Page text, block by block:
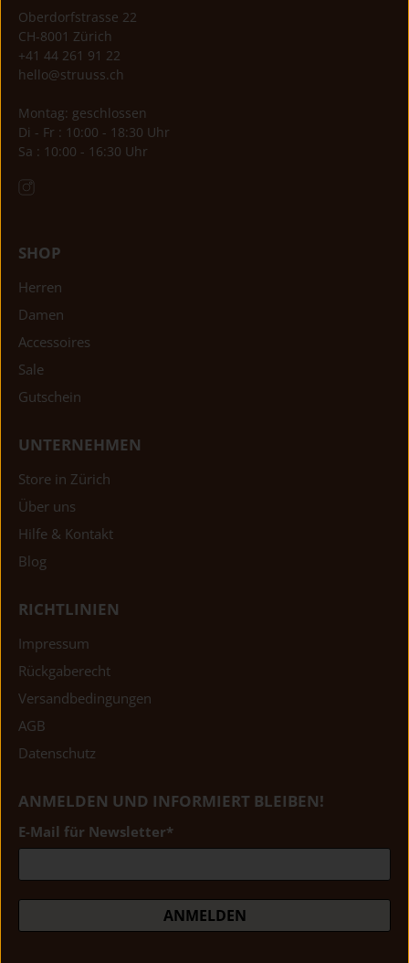
Oberdorfstrasse 22
CH-8001 Zürich
+41 44 261 91 22
hello@struuss.ch
Montag: geschlossen
Di - Fr : 10:00 - 18:30 Uhr
Sa : 10:00 - 16:30 Uhr
SHOP
Herren
Damen
Accessoires
Sale
Gutschein
UNTERNEHMEN
Store in Zürich
Über uns
Hilfe & Kontakt
Blog
RICHTLINIEN
Impressum
Rückgaberecht
Versandbedingungen
AGB
Datenschutz
ANMELDEN UND INFORMIERT BLEIBEN!
E-Mail für Newsletter*
ANMELDEN